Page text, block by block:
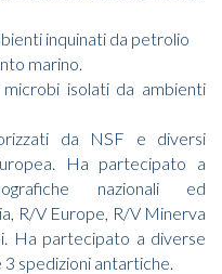
inquinati da petrolio
marino.
isolati da ambienti
da NSF e diversi
Ha partecipato a
nazionali ed
R/V Europe, R/V Minerva
Ha partecipato a diverse
spedizioni antartiche.